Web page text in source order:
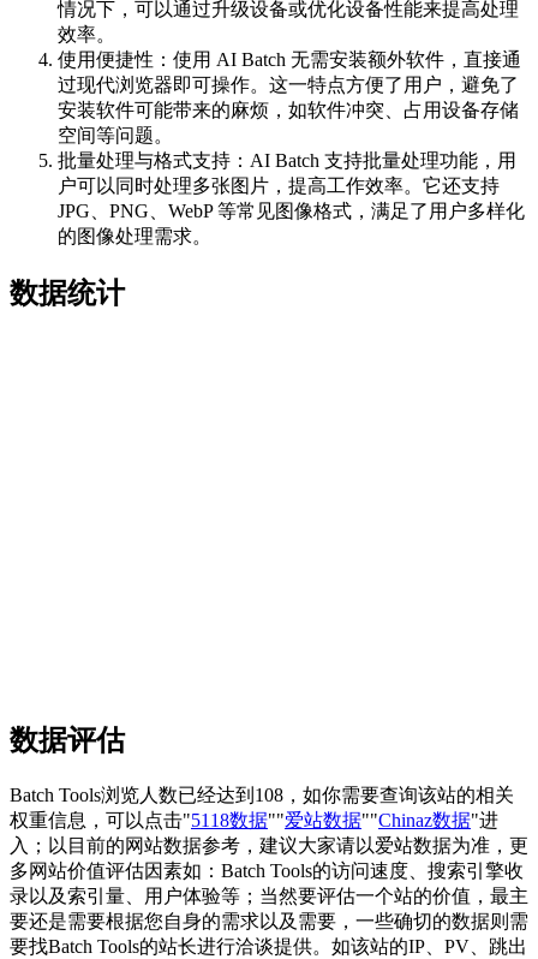
情况下，可以通过升级设备或优化设备性能来提高处理
效率。
使用便捷性：使用 AI Batch 无需安装额外软件，直接通
过现代浏览器即可操作。这一特点方便了用户，避免了
安装软件可能带来的麻烦，如软件冲突、占用设备存储
空间等问题。
批量处理与格式支持：AI Batch 支持批量处理功能，用
户可以同时处理多张图片，提高工作效率。它还支持
JPG、PNG、WebP 等常见图像格式，满足了用户多样化
的图像处理需求。
数据统计
数据评估
Batch Tools浏览人数已经达到108，如你需要查询该站的相关
权重信息，可以点击"5118数据""爱站数据""Chinaz数据"进
入；以目前的网站数据参考，建议大家请以爱站数据为准，更
多网站价值评估因素如：Batch Tools的访问速度、搜索引擎收
录以及索引量、用户体验等；当然要评估一个站的价值，最主
要还是需要根据您自身的需求以及需要，一些确切的数据则需
要找Batch Tools的站长进行洽谈提供。如该站的IP、PV、跳出